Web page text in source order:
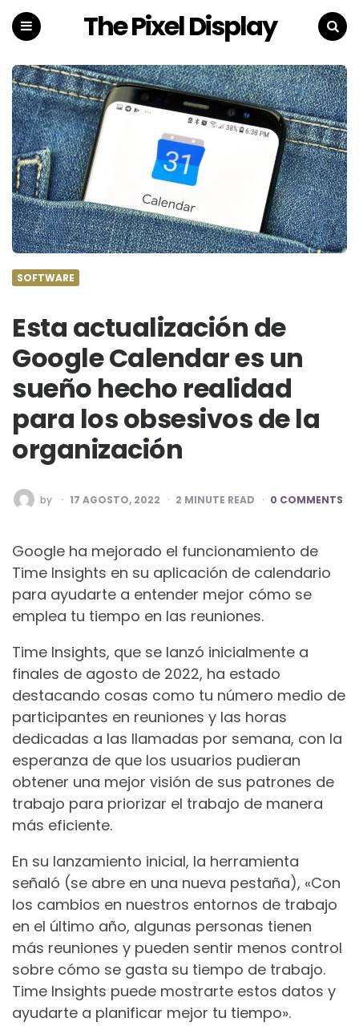
The Pixel Display
SOFTWARE
Esta actualización de
Google Calendar es un
sueño hecho realidad
para los obsesivos de la
organización
POSTED
BY
by 17 AGOSTO, 2022 2 MINUTE READ 0 COMMENTS
Google ha mejorado el funcionamiento de
Time Insights en su aplicación de calendario
para ayudarte a entender mejor cómo se
emplea tu tiempo en las reuniones.
Time Insights, que se lanzó inicialmente a
finales de agosto de 2022, ha estado
destacando cosas como tu número medio de
participantes en reuniones y las horas
dedicadas a las llamadas por semana, con la
esperanza de que los usuarios pudieran
obtener una mejor visión de sus patrones de
trabajo para priorizar el trabajo de manera
más eficiente.
En su lanzamiento inicial, la herramienta
señaló (se abre en una nueva pestaña), «Con
los cambios en nuestros entornos de trabajo
en el último año, algunas personas tienen
más reuniones y pueden sentir menos control
sobre cómo se gasta su tiempo de trabajo.
Time Insights puede mostrarte estos datos y
ayudarte a planificar mejor tu tiempo».